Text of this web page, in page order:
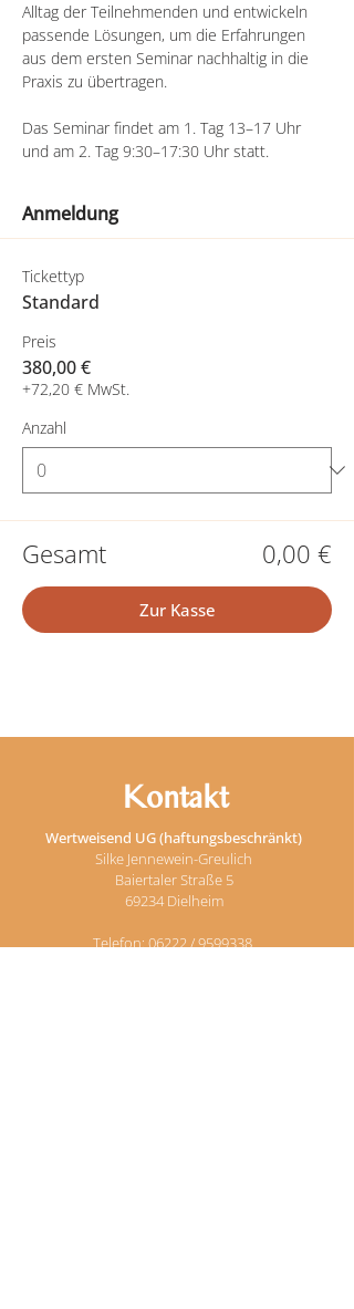
Alltag der Teilnehmenden und entwickeln
passende Lösungen, um die Erfahrungen
aus dem ersten Seminar nachhaltig in die
Praxis zu übertragen.
Das Seminar findet am 1. Tag 13–17 Uhr
und am 2. Tag 9:30–17:30 Uhr statt.
Anmeldung
Tickettyp
Standard
Preis
380,00 €
+72,20 € MwSt.
Anzahl
Gesamt 0,00 €
Zur Kasse
Kontakt
​​Wertweisend UG (haftungsbeschränkt)
Silke Jennewein-Greulich
Baiertaler Straße 5
69234 Dielheim
Telefon: 06222 /9599338